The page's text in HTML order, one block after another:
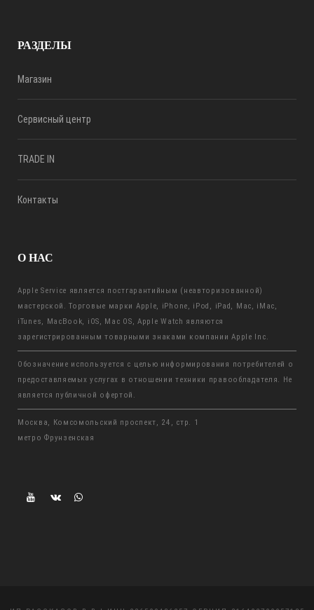
РАЗДЕЛЫ
Магазин
Сервисный центр
TRADE IN
Контакты
О НАС
Apple Service является постгарантийным (неавторизованной)
мастерской. Торговые марки Apple, iPhone, iPod, iPad, Mac, iMac,
iTunes, MacBook, iOS, Mac OS, Apple Watch являются
зарегистрированным товарными знаками компании Apple Inc.
Обозначение используется с целью информирования потребителей о
предоставляемых услугах в отношении техники правообладателя. Не
является публичной офертой.
Москва, Комсомольский проспект, 24, стр. 1
метро Фрунзенская